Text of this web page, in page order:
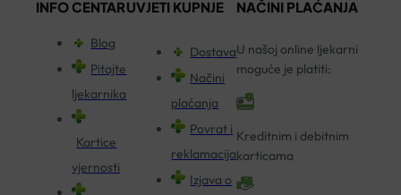
INFO CENTAR
Blog
Pitajte
ljekarnika
Kartice
vjernosti
UVJETI KUPNJE
Dostava
Načini
plaćanja
Povrat i
reklamacija
Izjava o
NAČINI PLAĆANJA
U našoj online ljekarni
moguće je platiti:
Kreditnim i debitnim
karticama